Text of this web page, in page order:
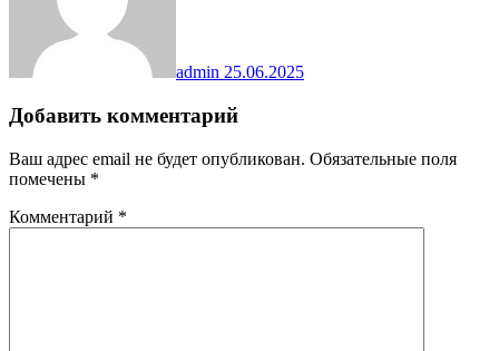
admin 25.06.2025
Добавить комментарий
Ваш адрес email не будет опубликован. Обязательные поля
помечены *
Комментарий *